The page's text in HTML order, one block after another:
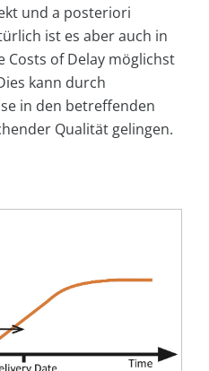
und a posteriori
ist es aber auch in
Costs of Delay möglichst
kann durch
in den betreffenden
Qualität gelingen.